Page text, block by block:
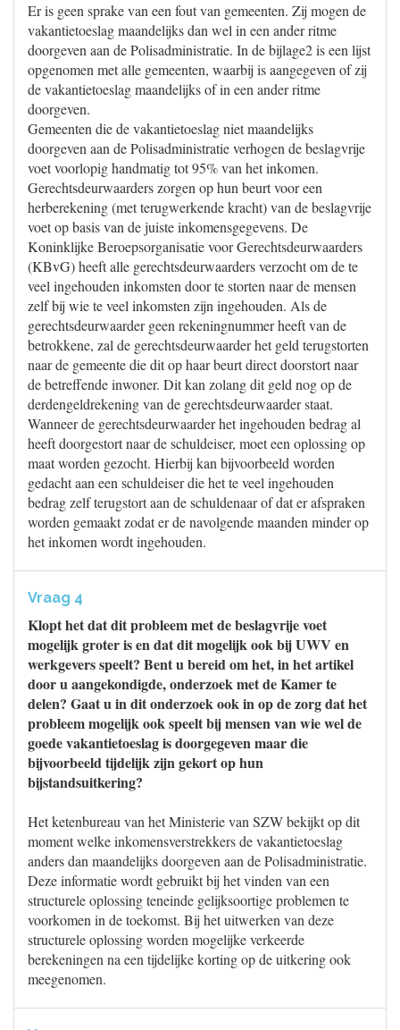
Er is geen sprake van een fout van gemeenten. Zij mogen de
vakantietoeslag maandelijks dan wel in een ander ritme
doorgeven aan de Polisadministratie. In de bijlage2 is een lijst
opgenomen met alle gemeenten, waarbij is aangegeven of zij
de vakantietoeslag maandelijks of in een ander ritme
doorgeven.
Gemeenten die de vakantietoeslag niet maandelijks
doorgeven aan de Polisadministratie verhogen de beslagvrije
voet voorlopig handmatig tot 95% van het inkomen.
Gerechtsdeurwaarders zorgen op hun beurt voor een
herberekening (met terugwerkende kracht) van de beslagvrije
voet op basis van de juiste inkomensgegevens. De
Koninklijke Beroepsorganisatie voor Gerechtsdeurwaarders
(KBvG) heeft alle gerechtsdeurwaarders verzocht om de te
veel ingehouden inkomsten door te storten naar de mensen
zelf bij wie te veel inkomsten zijn ingehouden. Als de
gerechtsdeurwaarder geen rekeningnummer heeft van de
betrokkene, zal de gerechtsdeurwaarder het geld terugstorten
naar de gemeente die dit op haar beurt direct doorstort naar
de betreffende inwoner. Dit kan zolang dit geld nog op de
derdengeldrekening van de gerechtsdeurwaarder staat.
Wanneer de gerechtsdeurwaarder het ingehouden bedrag al
heeft doorgestort naar de schuldeiser, moet een oplossing op
maat worden gezocht. Hierbij kan bijvoorbeeld worden
gedacht aan een schuldeiser die het te veel ingehouden
bedrag zelf terugstort aan de schuldenaar of dat er afspraken
worden gemaakt zodat er de navolgende maanden minder op
het inkomen wordt ingehouden.
Vraag 4
Klopt het dat dit probleem met de beslagvrije voet
mogelijk groter is en dat dit mogelijk ook bij UWV en
werkgevers speelt? Bent u bereid om het, in het artikel
door u aangekondigde, onderzoek met de Kamer te
delen? Gaat u in dit onderzoek ook in op de zorg dat het
probleem mogelijk ook speelt bij mensen van wie wel de
goede vakantietoeslag is doorgegeven maar die
bijvoorbeeld tijdelijk zijn gekort op hun
bijstandsuitkering?
Het ketenbureau van het Ministerie van SZW bekijkt op dit
moment welke inkomensverstrekkers de vakantietoeslag
anders dan maandelijks doorgeven aan de Polisadministratie.
Deze informatie wordt gebruikt bij het vinden van een
structurele oplossing teneinde gelijksoortige problemen te
voorkomen in de toekomst. Bij het uitwerken van deze
structurele oplossing worden mogelijke verkeerde
berekeningen na een tijdelijke korting op de uitkering ook
meegenomen.